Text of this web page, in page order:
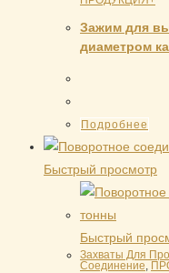
Зажим для
диаметром
Подробнее
Быстрый просмотр
Быстрый
Захваты Для
Соединение